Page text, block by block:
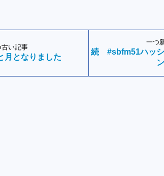
古い記事
月となりました
一つ
続 #sbfm51ハッシ
ン